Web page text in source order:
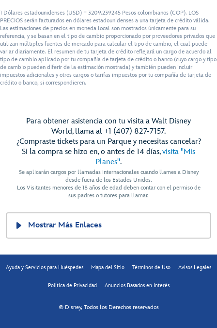
1 Dólares estadounidenses (USD) = 3209.239245 Pesos colombianos (COP). LOS
PRECIOS serán facturados en dólares estadounidenses a una tarjeta de crédito válida.
Las estimaciones de precios en moneda local son mostrados únicamente para su
referencia, y se basan en el tipo de cambio proporcionado por proveedores privados que
utilizan múltiples fuentes de mercado para calcular el tipo de cambio, el cual puede
variar diariamente. El resumen de tu tarjeta de crédito reflejará un cargo de acuerdo al
tipo de cambio aplicado por tu compañía de tarjeta de crédito o banco (cuyo cargo y tipo
de cambio pueden diferir de la estimación mostrada) y también pueden incluir
impuestos adicionales y otros cargos o tarifas impuestos por tu compañía de tarjeta de
crédito o banco, si correspondieren.
Para obtener asistencia con tu visita a Walt Disney
World, llama al +1 (407) 827-7157.
¿Compraste tickets para un Parque y necesitas cancelar?
Si la compra se hizo en, o antes de 14 días,visita "Mis
Planes".
Se aplicarán cargos por llamadas internacionales cuando llames a Disney
desde fuera de los Estados Unidos.
Los Visitantes menores de 18 años de edad deben contar con el permiso de
sus padres o tutores para llamar.
Mostrar Más Enlaces
Ayuda y Servicios para Huéspedes Mapa del Sitio Términos de Uso Avisos Legales
Política de Privacidad Anuncios Basados en Interés
© Disney, Todos los Derechos reservados